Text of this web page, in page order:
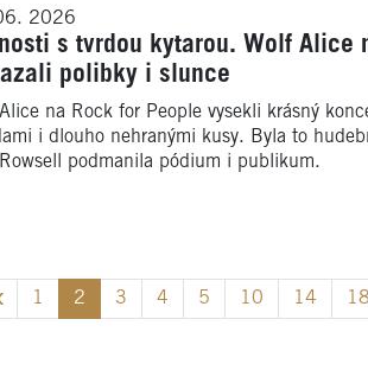
2026
s tvrdou kytarou. Wolf Alice
polibky i slunce
na Rock for People vysekli krásný
i dlouho nehranými kusy. Byla to
podmanila pódium i publikum.
1 2 3 4 5 10 14 18